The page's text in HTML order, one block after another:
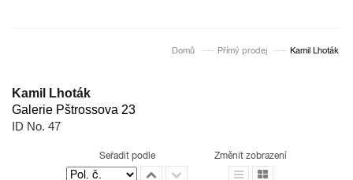
Domů Přímý prodej Kamil Lhoták
Kamil Lhoták
Galerie Pštrossova 23
ID No. 47
Seřadit podle Změnit zobrazení